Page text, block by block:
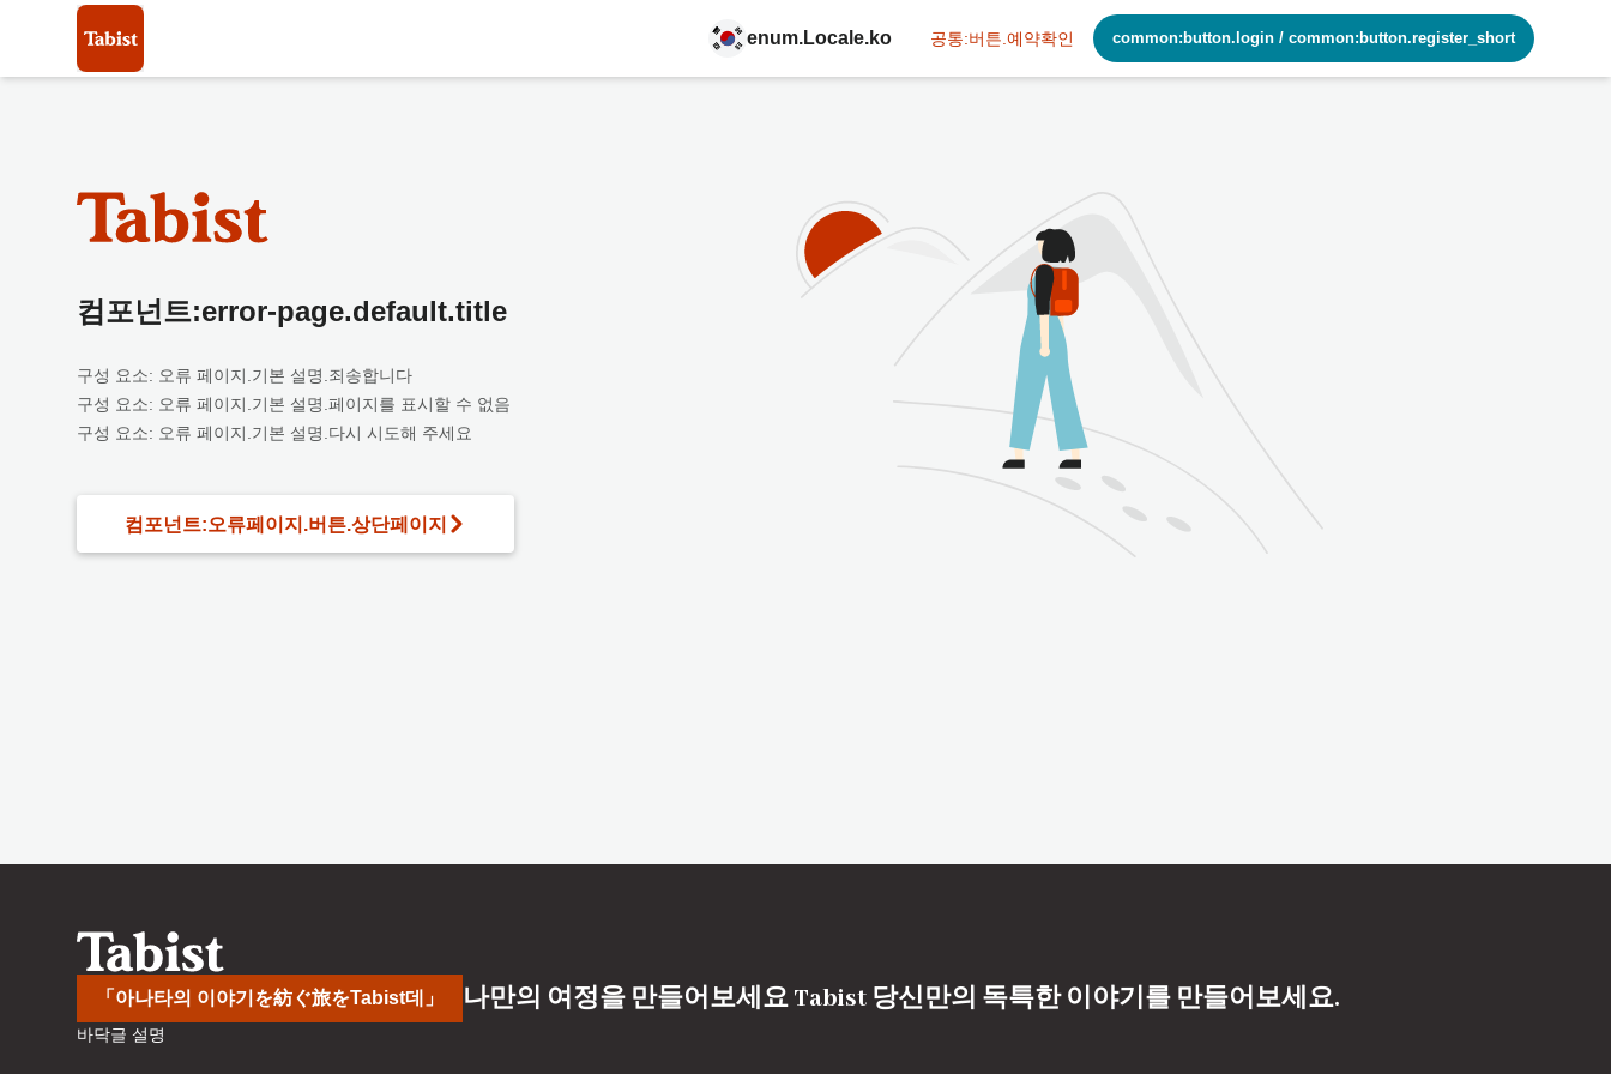
enum.Locale.ko 공통:버튼.예약확인 common:button.login / common:button.register_short
컴포넌트:error-page.default.title
구성 요소: 오류 페이지.기본 설명.죄송합니다
구성 요소: 오류 페이지.기본 설명.페이지를 표시할 수 없음
구성 요소: 오류 페이지.기본 설명.다시 시도해 주세요
컴포넌트:오류페이지.버튼.상단페이지
「아나타의 이야기を紡ぐ旅をTabist데」 나만의 여정을 만들어보세요 Tabist 당신만의 독특한 이야기를 만들어보세요.
바닥글 설명